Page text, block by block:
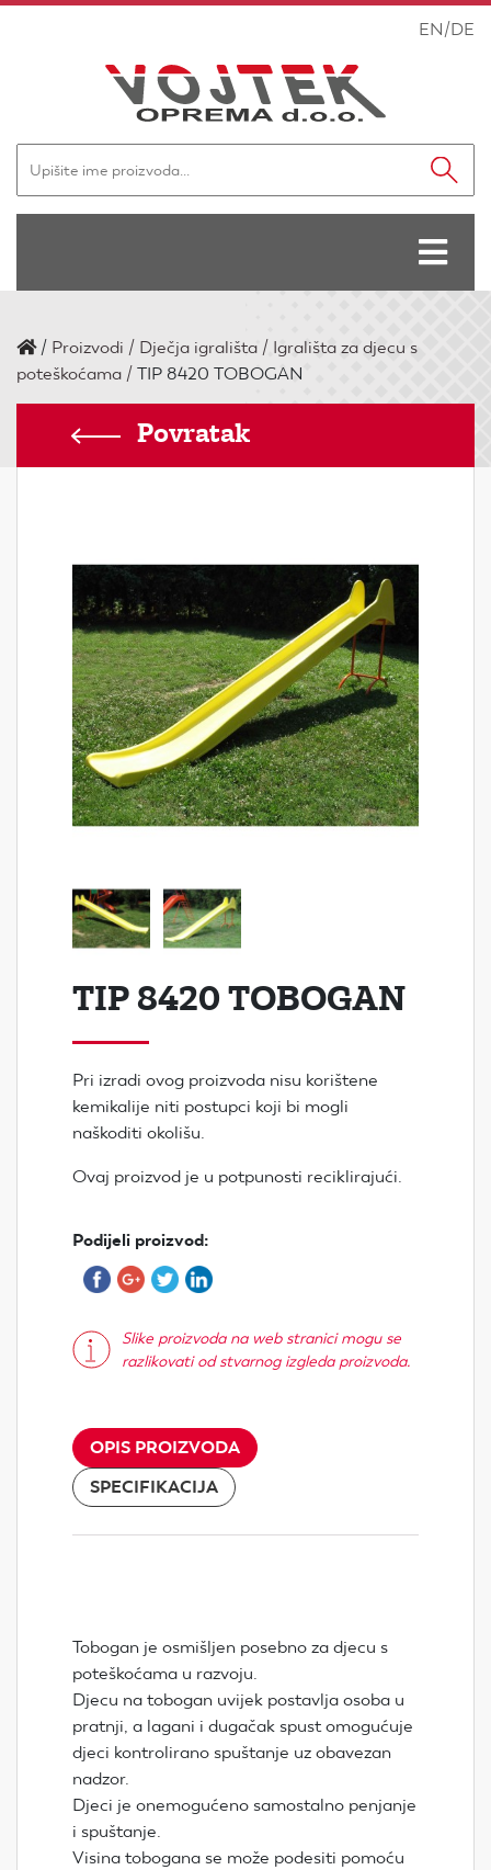
EN/DE
/ Proizvodi Dječja igrališta
Igrališta za djecu s
poteškoćama
TIP 8420 TOBOGAN
Povratak
TIP 8420 TOBOGAN
Pri izradi ovog proizvoda nisu korištene
kemikalije niti postupci koji bi mogli
naškoditi okolišu.
Ovaj proizvod je u potpunosti reciklirajući.
Podijeli proizvod:
Slike proizvoda na web stranici mogu se
razlikovati od stvarnog izgleda proizvoda.
OPIS PROIZVODA
SPECIFIKACIJA
Tobogan je osmišljen posebno za djecu s
poteškoćama u razvoju.
Djecu na tobogan uvijek postavlja osoba u
pratnji, a lagani i dugačak spust omogućuje
djeci kontrolirano spuštanje uz obavezan
nadzor.
Djeci je onemogućeno samostalno penjanje
i spuštanje.
Visina tobogana se može podesiti pomoću